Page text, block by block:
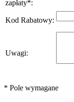
zapłaty*:
Kod Rabatowy:
Uwagi:
* Pole wymagane